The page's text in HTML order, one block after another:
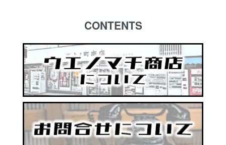
CONTENTS